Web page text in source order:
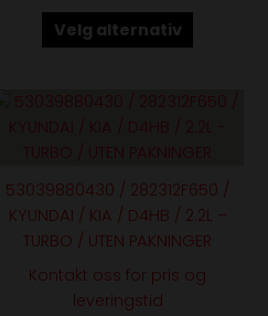
Velg alternativ
produktsiden
53039880430 / 282312F650 /
KYUNDAI / KIA / D4HB / 2.2L –
TURBO / UTEN PAKNINGER
Kontakt oss for pris og
leveringstid